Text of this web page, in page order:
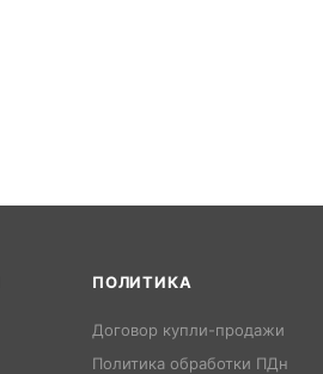
ПОЛИТИКА
Договор купли-продажи
Политика обработки ПДн